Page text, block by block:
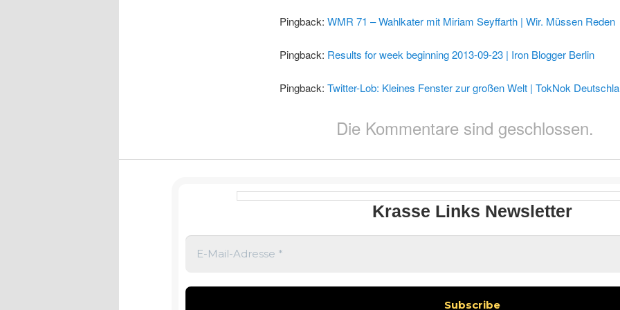
Pingback:WMR 71 – Wahlkater mit Miriam Seyffarth | Wir. Müssen Reden
Pingback: Results for week beginning 2013-09-23 | Iron Blogger Berlin
Pingback:Twitter-Lob: Kleines Fenster zur großen Welt | TokNok
Die Kommentare sind geschlossen.
Krasse Links Newsletter